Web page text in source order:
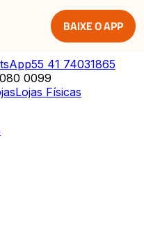
BAIXE O APP
55 41 74031865
0099
Lojas Físicas